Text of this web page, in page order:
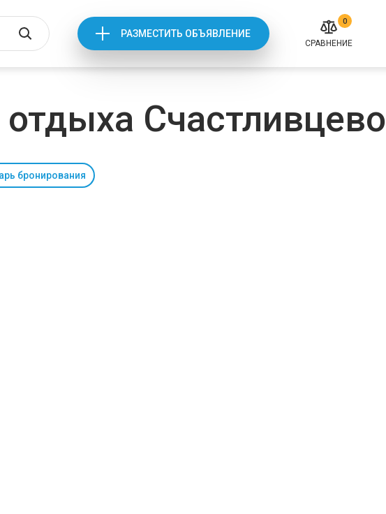
РАЗМЕСТИТЬ ОБЪЯВЛЕНИЕ
0
СРАВНЕНИЕ
Счастливцево
бронирования